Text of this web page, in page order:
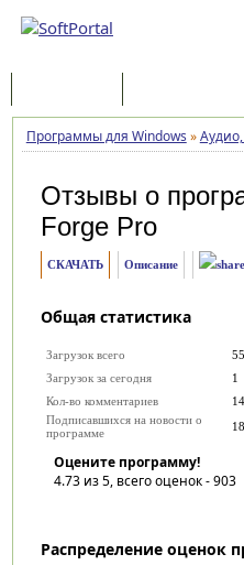
Программы для Windows »
Отзывы о
Forge Pro
СКАЧАТЬ Описание
Общая статистика
Загрузок всего
Загрузок за сегодня
1
Кол-во комментариев
Подписавшихся на новости о
программе
Оцените программу!
4.73из 5, всего оценок -903
Распределение оценок